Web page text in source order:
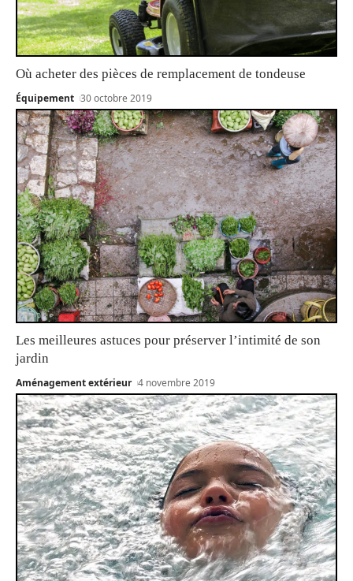
Où acheter des pièces de remplacement de tondeuse
Équipement 30 octobre 2019
Les meilleures astuces pour préserver l’intimité de son
jardin
Aménagement extérieur 4 novembre 2019